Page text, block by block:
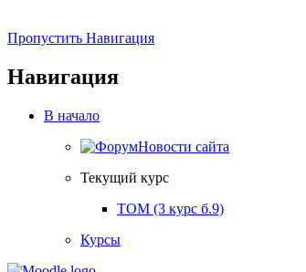
Пропустить Навигация
Навигация
В начало
Новости сайта
Текущий курс
ТОМ (3 курс б.9)
Курсы